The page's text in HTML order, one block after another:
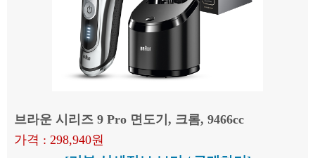
브라운 시리즈 9 Pro 면도기, 크롬, 9466cc
가격 : 298,940원